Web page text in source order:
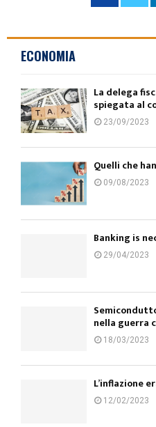
ECONOMIA
La delega
spiegata al
23/09/2023
Quelli che
09/08/2023
Banking is
29/04/2023
nella guerra
18/03/2023
L’inflazione
12/02/2023